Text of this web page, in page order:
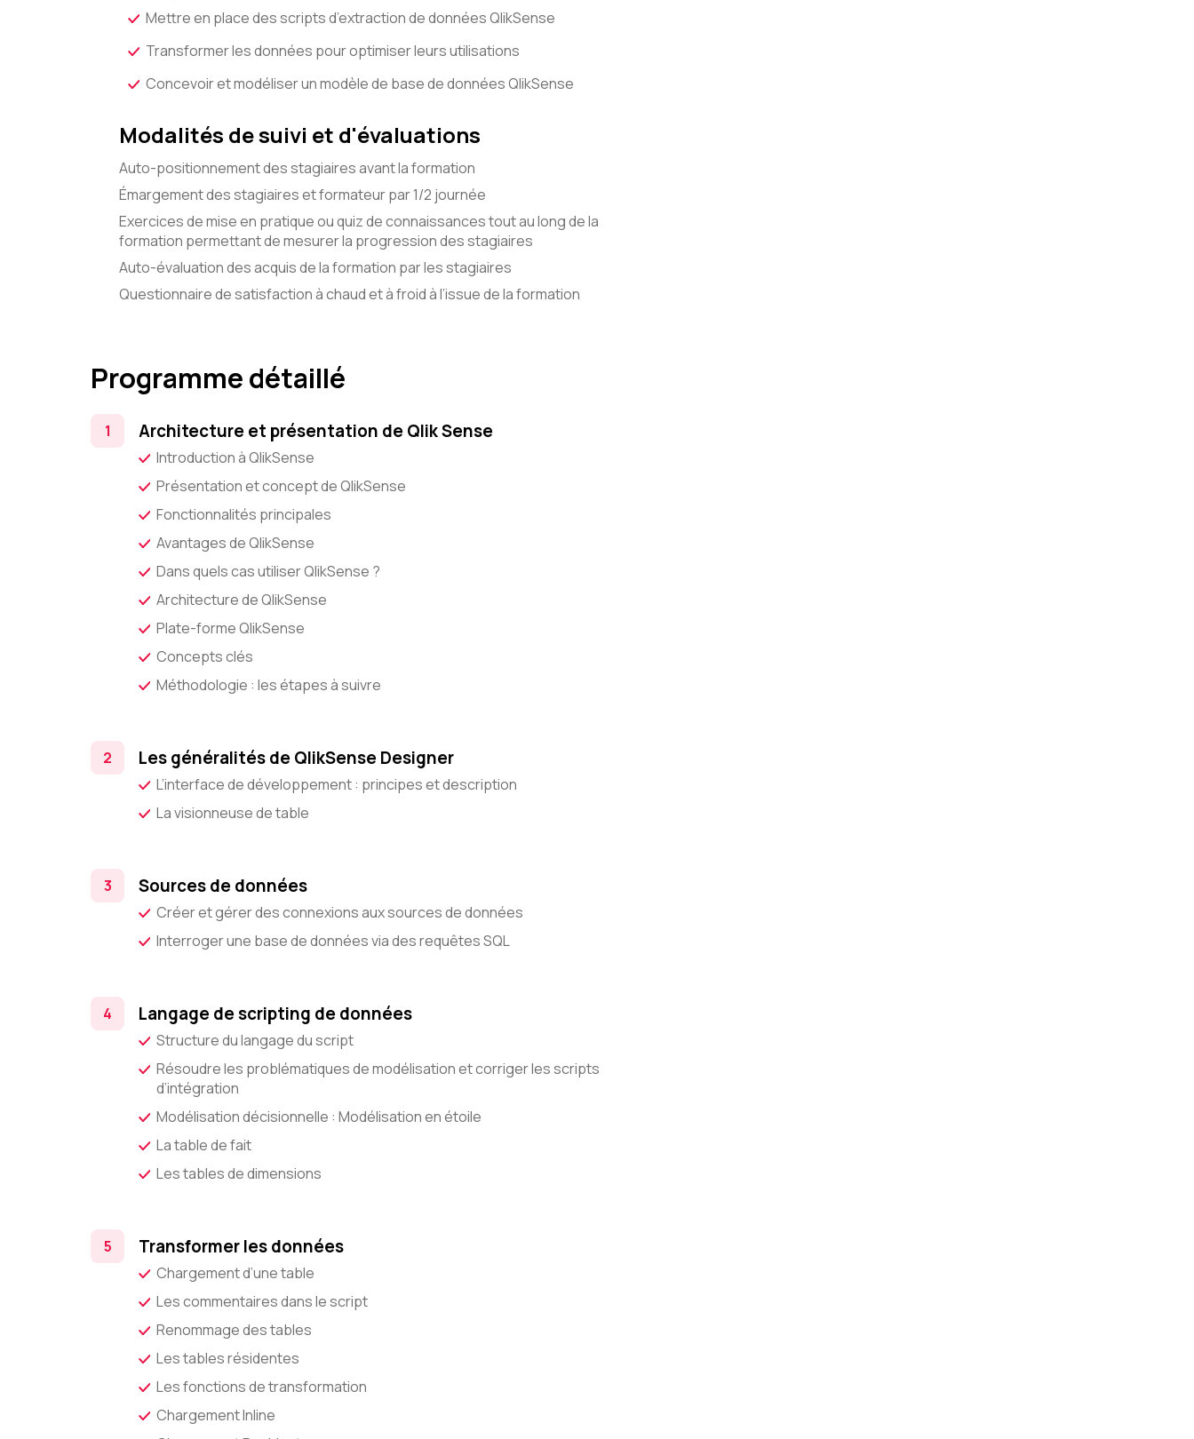
Mettre en place des scripts d’extraction de données QlikSense
Transformer les données pour optimiser leurs utilisations
Concevoir et modéliser un modèle de base de données QlikSense
Modalités de suivi et d'évaluations
Auto-positionnement des stagiaires avant la formation
Émargement des stagiaires et formateur par 1/2 journée
Exercices de mise en pratique ou quiz de connaissances tout au long de la
formation permettant de mesurer la progression des stagiaires
Auto-évaluation des acquis de la formation par les stagiaires
Questionnaire de satisfaction à chaud et à froid à l’issue de la formation
Programme détaillé
Architecture et présentation de Qlik Sense
Introduction à QlikSense
Présentation et concept de QlikSense
Fonctionnalités principales
Avantages de QlikSense
Dans quels cas utiliser QlikSense ?
Architecture de QlikSense
Plate-forme QlikSense
Concepts clés
Méthodologie : les étapes à suivre
Les généralités de QlikSense Designer
L’interface de développement : principes et description
La visionneuse de table
Sources de données
Créer et gérer des connexions aux sources de données
Interroger une base de données via des requêtes SQL
Langage de scripting de données
Structure du langage du script
Résoudre les problématiques de modélisation et corriger les scripts
d’intégration
Modélisation décisionnelle : Modélisation en étoile
La table de fait
Les tables de dimensions
Transformer les données
Chargement d’une table
Les commentaires dans le script
Renommage des tables
Les tables résidentes
Les fonctions de transformation
Chargement Inline